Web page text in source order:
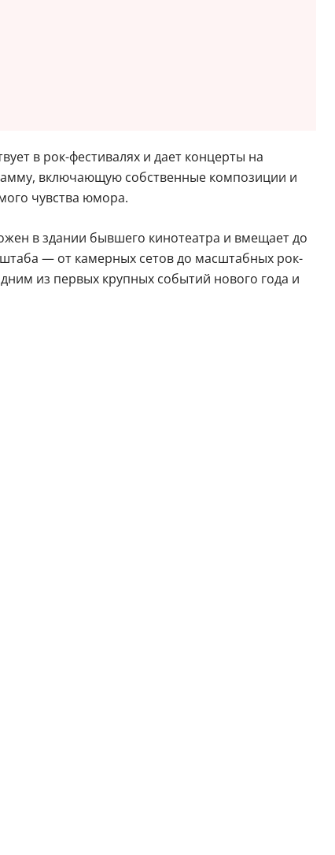
в рок-фестивалях и дает концерты на
включающую собственные композиции и
чувства юмора.
в здании бывшего кинотеатра и вмещает до
— от камерных сетов до масштабных рок-
из первых крупных событий нового года и